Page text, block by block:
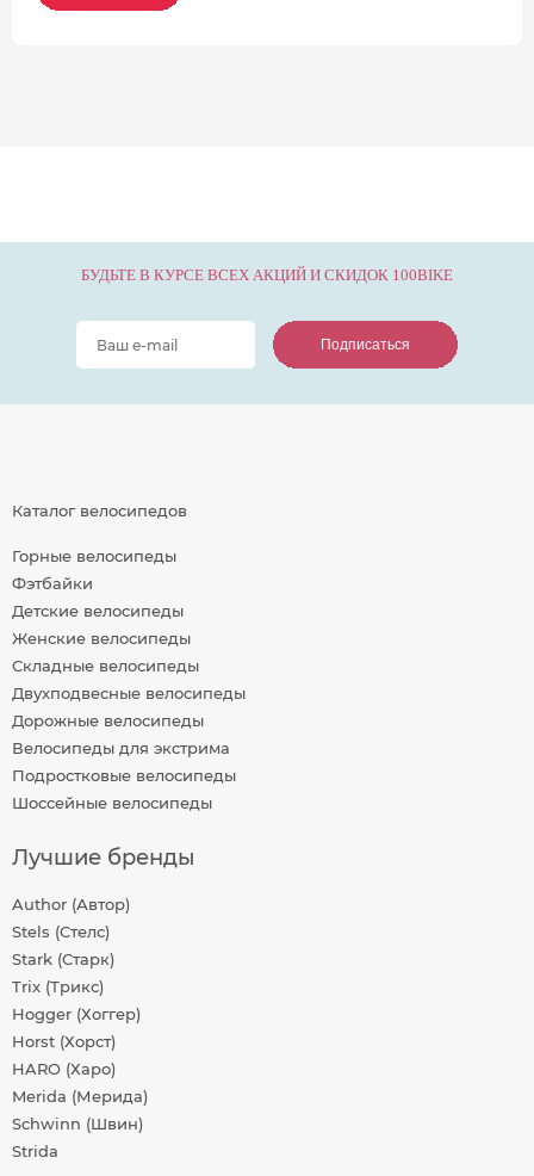
БУДЬТЕ В КУРСЕ ВСЕХ АКЦИЙ И СКИДОК 100BIKE
Подписаться
Подписаться
Подписаться
Каталог велосипедов
Горные велосипеды
Фэтбайки
Детские велосипеды
Женские велосипеды
Складные велосипеды
Двухподвесные велосипеды
Дорожные велосипеды
Велосипеды для экстрима
Подростковые велосипеды
Шоссейные велосипеды
Лучшие бренды
Author (Автор)
Stels (Стелс)
Stark (Старк)
Trix (Трикс)
Hogger (Хоггер)
Horst (Хорст)
HARO (Харо)
Merida (Мерида)
Schwinn (Швин)
Strida